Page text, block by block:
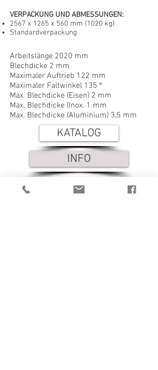
VERPACKUNG UND ABMESSUNGEN:
2567 x 1265 x 560 mm (1020 kg)
Standardverpackung
Arbeitslänge 2020 mm
Blechdicke 2 mm
Maximaler Auftrieb 122 mm
Maximaler Faltwinkel 135 º
Max. Blechdicke (Eisen) 2 mm
Max. Blechdicke (Inox. 1 mm
Max. Blechdicke (Aluminium) 3,5 mm
KATALOG
INFO
KFL2020